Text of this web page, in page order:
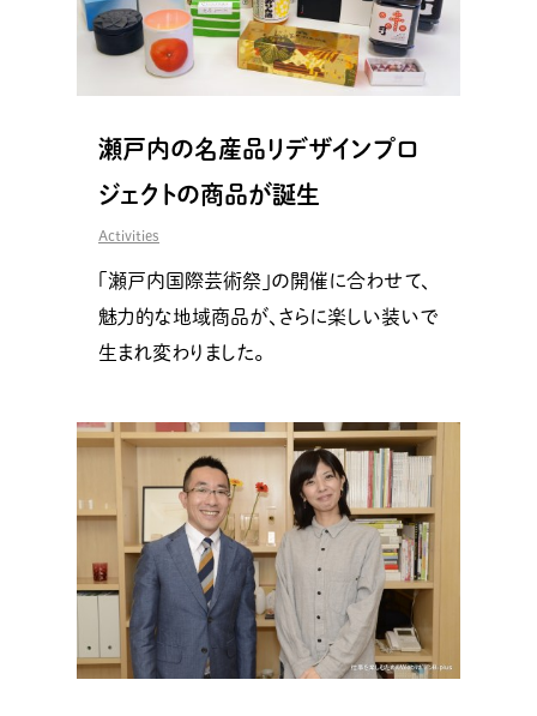
瀬戸内の名産品リデザインプロ
ジェクトの商品が誕生
Activities
「瀬戸内国際芸術祭」の開催に合わせて、
魅力的な地域商品が、さらに楽しい装いで
生まれ変わりました。